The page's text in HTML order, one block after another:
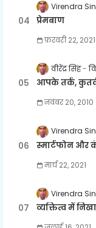
Virendra
प्रेमबाण
फ़रवरी 22, 2021
वीरेंद्र सिंह
आपके तर्क,
नवंबर 20, 2010
Virendra
स्मार्टफोन और
मार्च 22, 2021
Virendra
व्यक्तित्व में